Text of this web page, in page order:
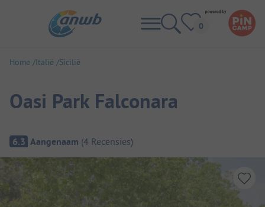
Home Italië Sicilië
Oasi Park Falconara
Camping overzicht
6.3 Aangenaam (4 Recensies)